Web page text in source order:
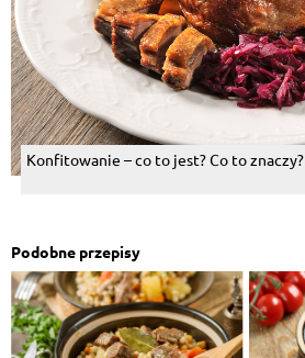
Konfitowanie – co to jest? Co to znaczy?
Podobne przepisy